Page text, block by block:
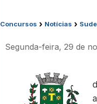
Concursos › Notícias ›
Segunda-feira, 29 de